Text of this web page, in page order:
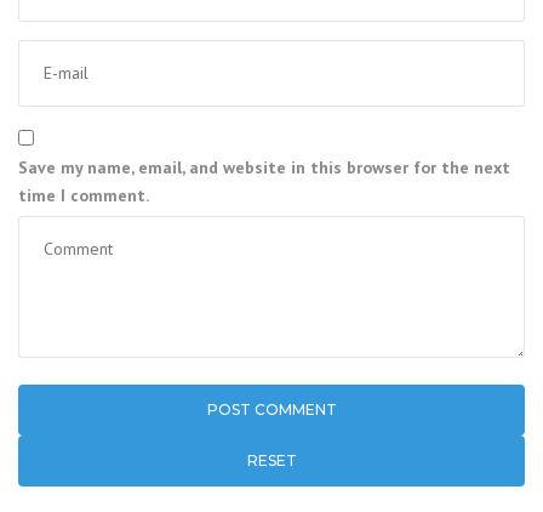
Save my name, email, and website in this browser for the next
time I comment.
RESET